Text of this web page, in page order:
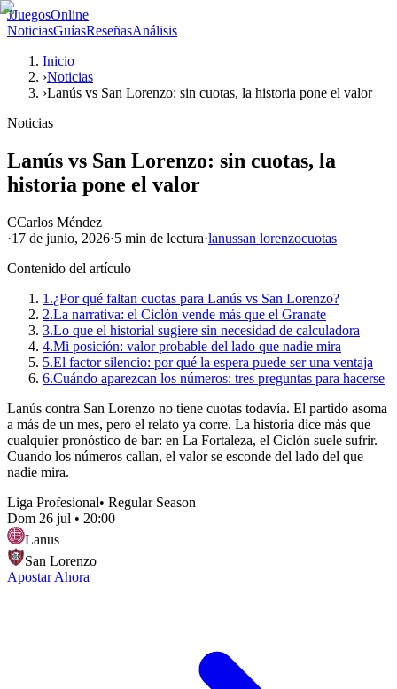
JJuegosOnline
NoticiasGuíasReseñasAnálisis
Inicio
›Noticias
›Lanús vs San Lorenzo: sin cuotas, la historia pone el valor
Noticias
Lanús vs San Lorenzo: sin cuotas, la
historia pone el valor
CCarlos Méndez
·17 de junio, 2026·5 min de lectura·lanussan lorenzocuotas
Contenido del artículo
1.¿Por qué faltan cuotas para Lanús vs San Lorenzo?
2.La narrativa: el Ciclón vende más que el Granate
3.Lo que el historial sugiere sin necesidad de calculadora
4.Mi posición: valor probable del lado que nadie mira
5.El factor silencio: por qué la espera puede ser una ventaja
6.Cuándo aparezcan los números: tres preguntas para hacerse
Lanús contra San Lorenzo no tiene cuotas todavía. El partido asoma
a más de un mes, pero el relato ya corre. La historia dice más que
cualquier pronóstico de bar: en La Fortaleza, el Ciclón suele sufrir.
Cuando los números callan, el valor se esconde del lado del que
nadie mira.
Liga Profesional• Regular Season
Dom 26 jul • 20:00
Lanus
San Lorenzo
Apostar Ahora